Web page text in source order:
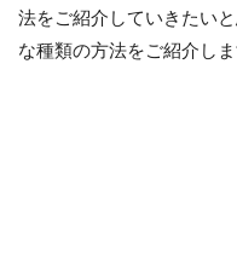
法をご紹介していきたい
な種類の方法をご紹介しま